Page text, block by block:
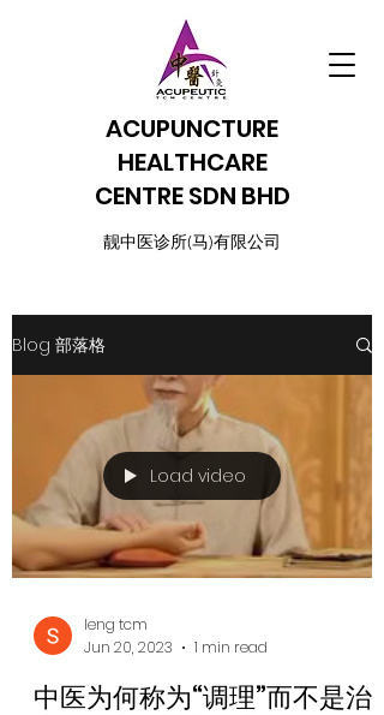
ACUPUNCTURE
HEALTHCARE
CENTRE SDN BHD
​靓中医诊所(马)有限公司
Blog 部落格
Load video
leng tcm
Jun 20, 2023
1 min read
中医为何称为“调理”而不是治